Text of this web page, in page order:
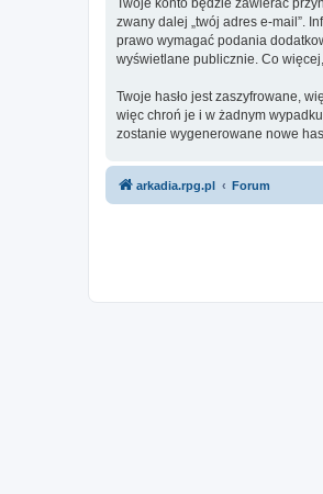
Twoje konto będzie zawierać
zwany dalej „twój adres e-mail”.
prawo wymagać podania
wyświetlane publicznie. Co
Twoje hasło jest zaszyfrowane,
więc chroń je i w żadnym
zostanie wygenerowane nowe
arkadia.rpg.pl Forum